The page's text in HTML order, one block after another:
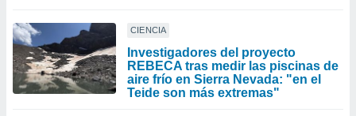
CIENCIA
Investigadores del proyecto
REBECA tras medir las piscinas de
aire frío en Sierra Nevada: "en el
Teide son más extremas"